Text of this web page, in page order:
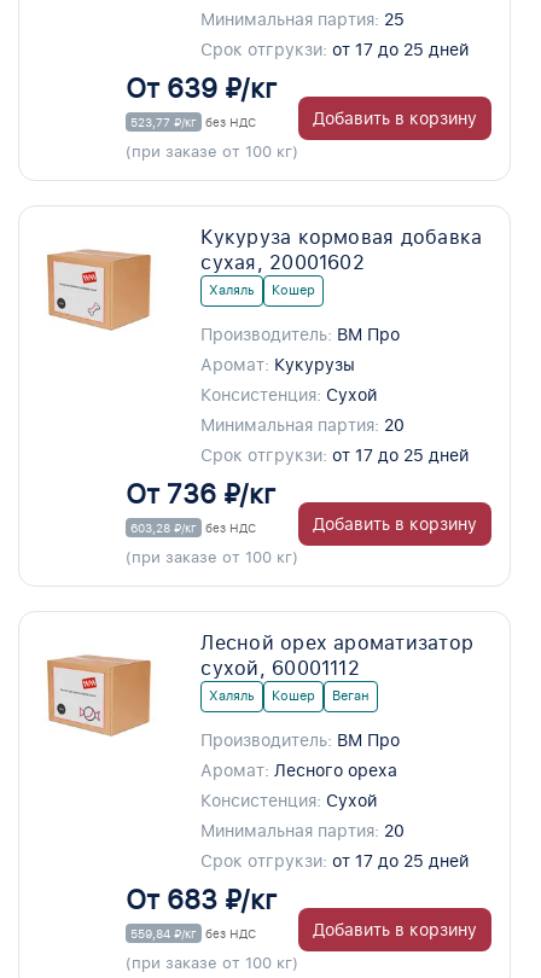
Минимальная партия: 25
Срок отгрукзи: от 17 до 25 дней
От 639 ₽/кг
523,77 ₽/кг без НДС
(при заказе от 100 кг)
Добавить в корзину
Кукуруза кормовая добавка
сухая, 20001602
Халяль Кошер
Производитель: ВМ Про
Аромат: Кукурузы
Консистенция: Сухой
Минимальная партия: 20
Срок отгрукзи: от 17 до 25 дней
От 736 ₽/кг
603,28 ₽/кг без НДС
(при заказе от 100 кг)
Добавить в корзину
Лесной орех ароматизатор
сухой, 60001112
Халяль Кошер Веган
Производитель: ВМ Про
Аромат: Лесного ореха
Консистенция: Сухой
Минимальная партия: 20
Срок отгрукзи: от 17 до 25 дней
От 683 ₽/кг
559,84 ₽/кг без НДС
(при заказе от 100 кг)
Добавить в корзину